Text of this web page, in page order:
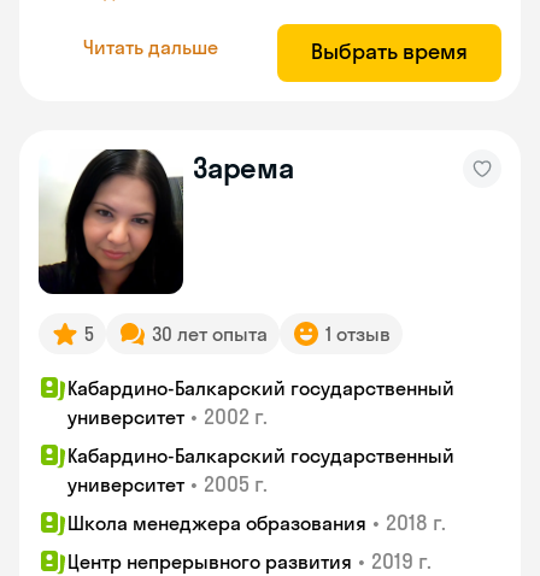
Читать дальше Выбрать время
Зарема
5 30 лет опыта 1 отзыв
Кабардино-Балкарский государственный
университет • 2002 г.
Кабардино-Балкарский государственный
университет • 2005 г.
Школа менеджера образования • 2018 г.
Центр непрерывного развития • 2019 г.